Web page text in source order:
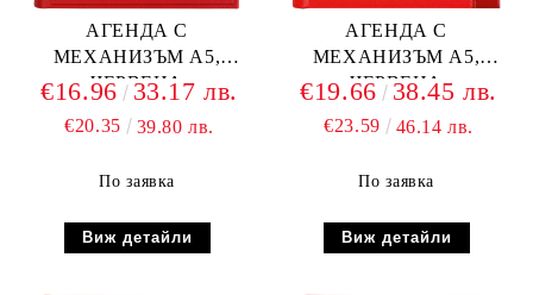
АГЕНДА С
МЕХАНИЗЪМ А5,
ЧЕРВЕНА
€16.96 33.17 лв.
€20.35 39.80 лв.
По заявка
Виж детайли
АГЕНДА С
МЕХАНИЗЪМ А5,
ЧЕРВЕНА
€19.66 38.45 лв.
€23.59 46.14 лв.
По заявка
Виж детайли